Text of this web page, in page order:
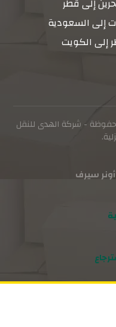
إلى السعودية
الكويت
الحقوق محفوظة - شركة الهدى للنقل
سيرف